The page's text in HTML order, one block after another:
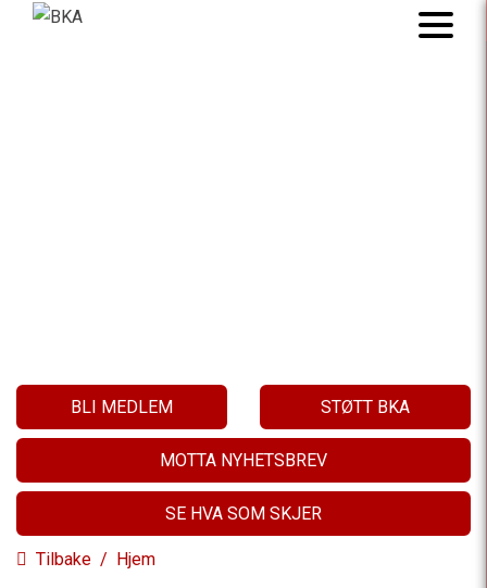
BLI MEDLEM STØTT BKA
MOTTA NYHETSBREV
SE HVA SOM SKJER
Tilbake / Hjem